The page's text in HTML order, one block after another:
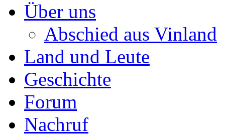
Über uns
Abschied aus Vinland
Land und Leute
Geschichte
Forum
Nachruf